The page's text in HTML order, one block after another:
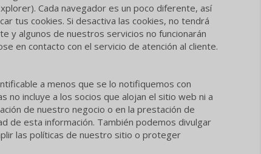
Cada navegador es un poco diferente, así
tus cookies. Si desactiva las cookies, no tendrá
y algunos de nuestros servicios no funcionarán
en contacto con el servicio de atención al cliente.
a menos que se lo notifiquemos con
incluye a los socios que alojan el sitio web ni a
de nuestro negocio o en la prestación de
de esta información. También podemos divulgar
las políticas de nuestro sitio o proteger